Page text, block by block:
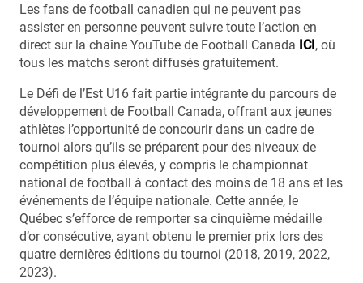
Les fans de football canadien qui ne peuvent pas
assister en personne peuvent suivre toute l’action en
direct sur la chaîne YouTube de Football Canada ICI, où
tous les matchs seront diffusés gratuitement.
Le Défi de l’Est U16 fait partie intégrante du parcours de
développement de Football Canada, offrant aux jeunes
athlètes l’opportunité de concourir dans un cadre de
tournoi alors qu’ils se préparent pour des niveaux de
compétition plus élevés, y compris le championnat
national de football à contact des moins de 18 ans et les
événements de l’équipe nationale. Cette année, le
Québec s’efforce de remporter sa cinquième médaille
d’or consécutive, ayant obtenu le premier prix lors des
quatre dernières éditions du tournoi (2018, 2019, 2022,
2023).